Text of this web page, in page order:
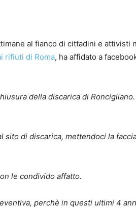
al fianco di cittadini e attivisti
rifiuti di Roma, ha affidato a
della discarica di Roncigliano.
sito di discarica, mettendoci la
le condivido affatto.
perchè in questi ultimi 4